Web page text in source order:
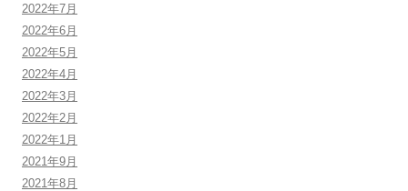
2022年7月
2022年6月
2022年5月
2022年4月
2022年3月
2022年2月
2022年1月
2021年9月
2021年8月